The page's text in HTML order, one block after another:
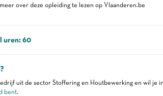
over deze opleiding te lezen op Vlaanderen.be
uren: 60
uit de sector Stoffering en Houtbewerking en wil je
bent.